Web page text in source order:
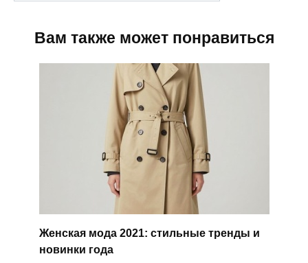
Вам также может понравиться
Женская мода 2021: стильные тренды и
новинки года